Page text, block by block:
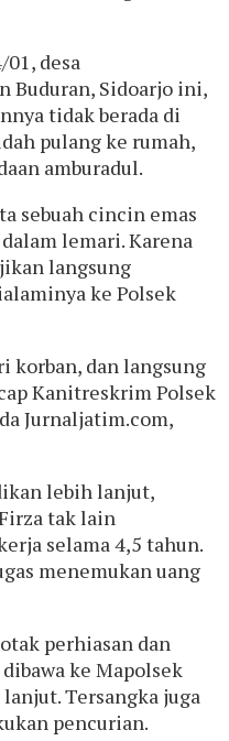
01, desa
Buduran, Sidoarjo ini,
tidak berada di
pulang ke rumah,
amburadul.
sebuah cincin emas
lemari. Karena
langsung
ke Polsek
korban, dan langsung
Kanitreskrim Polsek
Jurnaljatim.com,
lebih lanjut,
tak lain
selama 4,5 tahun.
menemukan uang
perhiasan dan
ke Mapolsek
Tersangka juga
pencurian.